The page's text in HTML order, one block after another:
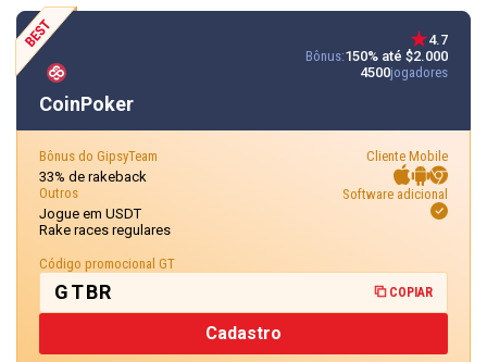
CoinPoker
4.7
Bônus:150% até $2.000
4500jogadores
Bônus do GipsyTeam
33% de rakeback
Outros
Jogue em USDT
Rake races regulares
Cliente Mobile
Software adicional
Código promocional GT
GTBR COPIAR
Cadastro